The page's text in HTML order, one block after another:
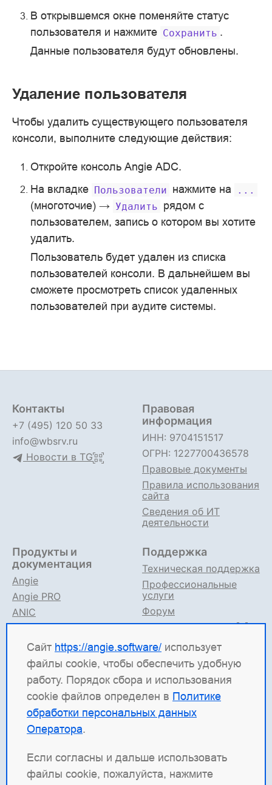
В открывшемся окне поменяйте статус
пользователя и нажмите Сохранить .
Данные пользователя будут обновлены.
Удаление пользователя
Чтобы удалить существующего пользователя
консоли, выполните следующие действия:
Откройте консоль Angie ADC.
На вкладке Пользователи нажмите на ...
(многоточие) → Удалить рядом с
пользователем, запись о котором вы хотите
удалить.
Пользователь будет удален из списка
пользователей консоли. В дальнейшем вы
сможете просмотреть список удаленных
пользователей при аудите системы.
Сайт https://angie.software/ использует
файлы cookie, чтобы обеспечить удобную
работу. Порядок сбора и использования
cookie файлов определен в Политике
обработки персональных данных
Оператора.
Если согласны и дальше использовать
файлы cookie, пожалуйста, нажмите
Контакты
+7 (495) 120 50 33
info@wbsrv.ru
Новости в TG
Правовая
информация
ИНН: 9704151517
ОГРН: 1227700436578
Правовые документы
Правила использования
сайта
Сведения об ИТ
деятельности
Продукты и
документация
Angie
Angie PRO
ANIC
Angie ADC
Документация
Поддержка
Техническая поддержка
Профессиональные
услуги
Форум
Поддержка в TG
Angie Software(ООО "Веб-Сервер") — российская
ИТ-компания, которая развивает решения для
высоконагруженных систем. Среди наших
продуктов: система балансировки
(контроллер доставки приложений), веб-сервер
Angie PROиAngie Ingress Controller(ANIC) —
решение для управления трафиком